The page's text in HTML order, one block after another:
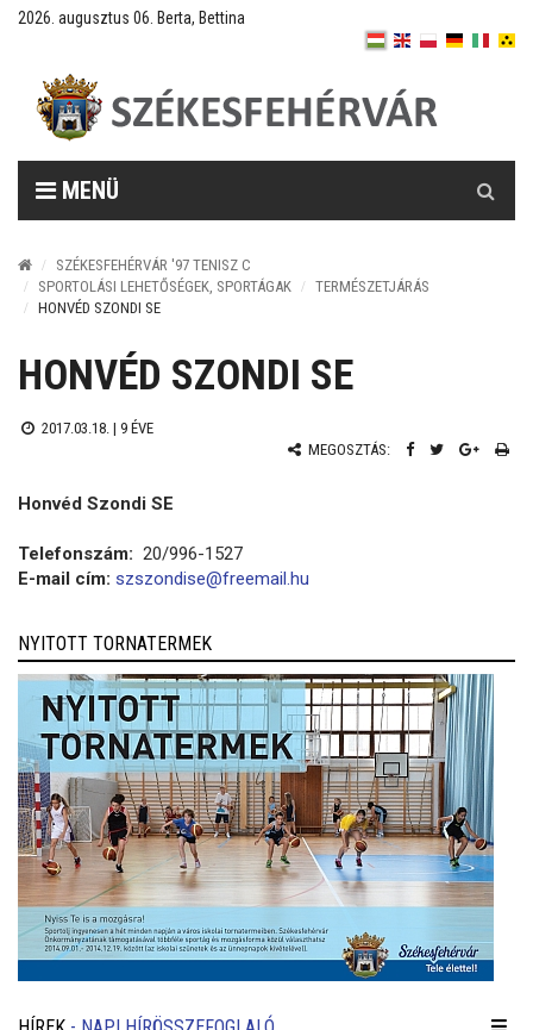
2026. augusztus 06. Berta, Bettina
MENÜ
SZÉKESFEHÉRVÁR '97 TENISZ C
SPORTOLÁSI LEHETŐSÉGEK, SPORTÁGAK
TERMÉSZETJÁRÁS
HONVÉD SZONDI SE
HONVÉD SZONDI SE
2017.03.18. | 9 ÉVE
MEGOSZTÁS:
Honvéd Szondi SE
Telefonszám: 20/996-1527
E-mail cím: szszondise@freemail.hu
NYITOTT TORNATERMEK